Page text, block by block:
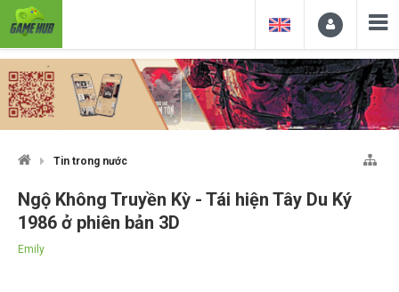
Tin trong nước
Ngộ Không Truyền Kỳ - Tái hiện Tây Du Ký
1986 ở phiên bản 3D
Emily